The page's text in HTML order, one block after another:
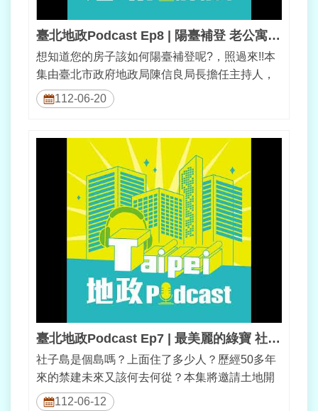
臺北地政Podcast Ep8 | 陽臺補登 老公寓來翻身
112-06-20
想知道您的房子該如何陽臺補登呢?，照過來!!本
集由臺北市政府地政局陳信良局長擔任主持人，
邀請中華民國地政士公會全國聯合會...
臺北地政Podcast Ep7 | 最美麗的綠寶 社子島
112-06-12
社子島是個島嗎？上面住了多少人？歷經50多年
來的禁建未來又該何去何從？本集將邀請土地開
發總隊黃群總隊長來聊聊社子島的過去...